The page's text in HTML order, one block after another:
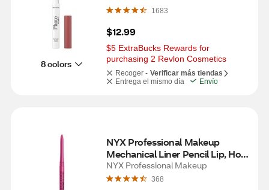
8 colors
1683
$12.99
$5 ExtraBucks Rewards for
purchasing 2 Revlon Cosmetics
Recoger - Verificar más tiendas
Entrega el mismo día
Envío
NYX Professional Makeup
Mechanical Liner Pencil Lip, Hot
Pink
NYX Professional Makeup
368